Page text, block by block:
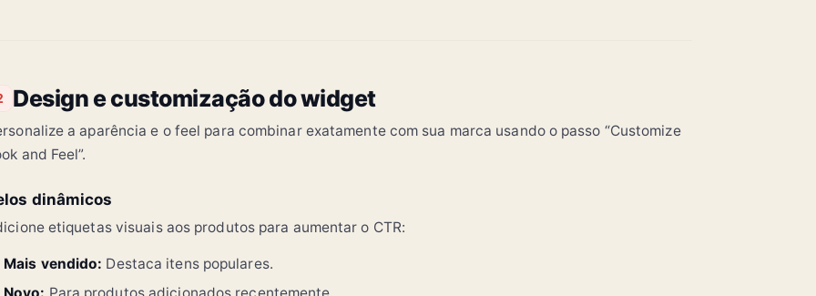
Design e customização do widget
a aparência e o feel para combinar exatamente com sua marca usando o passo “Customize
and Feel”.
dinâmicos
etiquetas visuais aos produtos para aumentar o CTR:
Mais vendido: Destaca itens populares.